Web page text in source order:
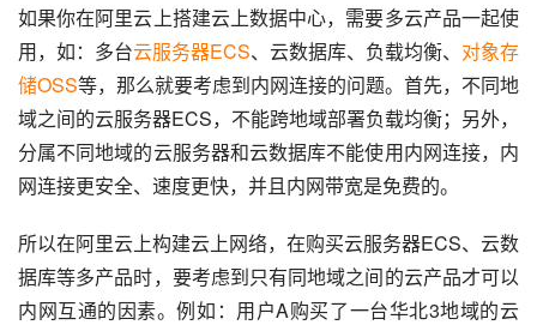
如果你在阿里云上搭建云上数据中心，需要多云产品一起使
用，如：多台云服务器ECS、云数据库、负载均衡、 对象存
储OSS等，那么就要考虑到内网连接的问题。首先，不同地
域之间的云服务器ECS，不能跨地域部署负载均衡；另外，
分属不同地域的云服务器和云数据库不能使用内网连接，内
网连接更安全、速度更快，并且内网带宽是免费的。
所以在阿里云上构建云上网络，在购买云服务器ECS、云数
据库等多产品时，要考虑到只有同地域之间的云产品才可以
内网互通的因素。例如：用户A购买了一台华北3地域的云